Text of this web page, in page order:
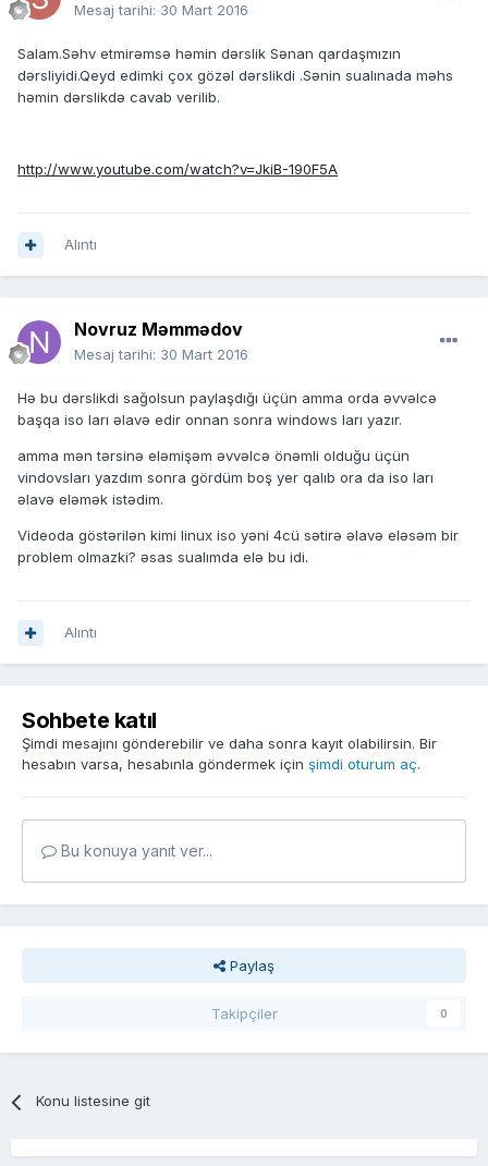
Mesaj tarihi: 30 Mart 2016
Salam.Səhv etmirəmsə həmin dərslik Sənan qardaşmızın
dərsliyidi.Qeyd edimki çox gözəl dərslikdi .Sənin sualınada məhs
həmin dərslikdə cavab verilib.
http://www.youtube.com/watch?v=JkiB-190F5A
Alıntı
Novruz Məmmədov
Mesaj tarihi: 30 Mart 2016
Hə bu dərslikdi sağolsun paylaşdığı üçün amma orda əvvəlcə
başqa iso ları əlavə edir onnan sonra windows ları yazır.
amma mən tərsinə eləmişəm əvvəlcə önəmli olduğu üçün
vindovsları yazdım sonra gördüm boş yer qalıb ora da iso ları
əlavə eləmək istədim.
Videoda göstərilən kimi linux iso yəni 4cü sətirə əlavə eləsəm bir
problem olmazki? əsas sualımda elə bu idi.
Alıntı
Sohbete katıl
Şimdi mesajını gönderebilir ve daha sonra kayıt olabilirsin. Bir
hesabın varsa, hesabınla göndermek için şimdi oturum aç.
Bu konuya yanıt ver...
Paylaş
Takipçiler 0
Konu listesine git